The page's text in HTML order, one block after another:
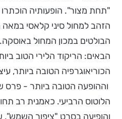
"תחת מצור". הופעותיה
הזהב למחול סיני קלאסי
הבולטים במכון המחול
הבאים: הריקוד הלירי הטוב
הכוריאוגרפיה הטובה ביותר,
וההופעה הטובה ביותר -
הלוטוס הרביעי. כאמנית רב
והופיעה בסרט "ציפור